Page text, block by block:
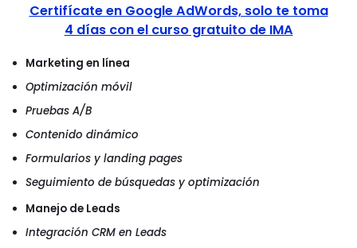
Certifícate en Google AdWords, solo te toma
4 días con el curso gratuito de IMA
Marketing en línea
Optimización móvil
Pruebas A/B
Contenido dinámico
Formularios y landing pages
Seguimiento de búsquedas y optimización
Manejo de Leads
Integración CRM en Leads